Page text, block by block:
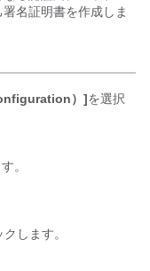
名証明書を作成しま
）]を選択
。
します。